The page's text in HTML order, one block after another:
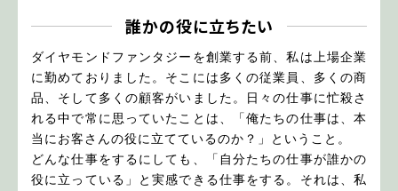
誰かの役に立ちたい
ダイヤモンドファンタジーを創業する前、私は上場企業
に勤めておりました。そこには多くの従業員、多くの商
品、そして多くの顧客がいました。日々の仕事に忙殺さ
れる中で常に思っていたことは、「俺たちの仕事は、本
当にお客さんの役に立てているのか？」ということ。
どんな仕事をするにしても、「自分たちの仕事が誰かの
役に立っている」と実感できる仕事をする。それは、私